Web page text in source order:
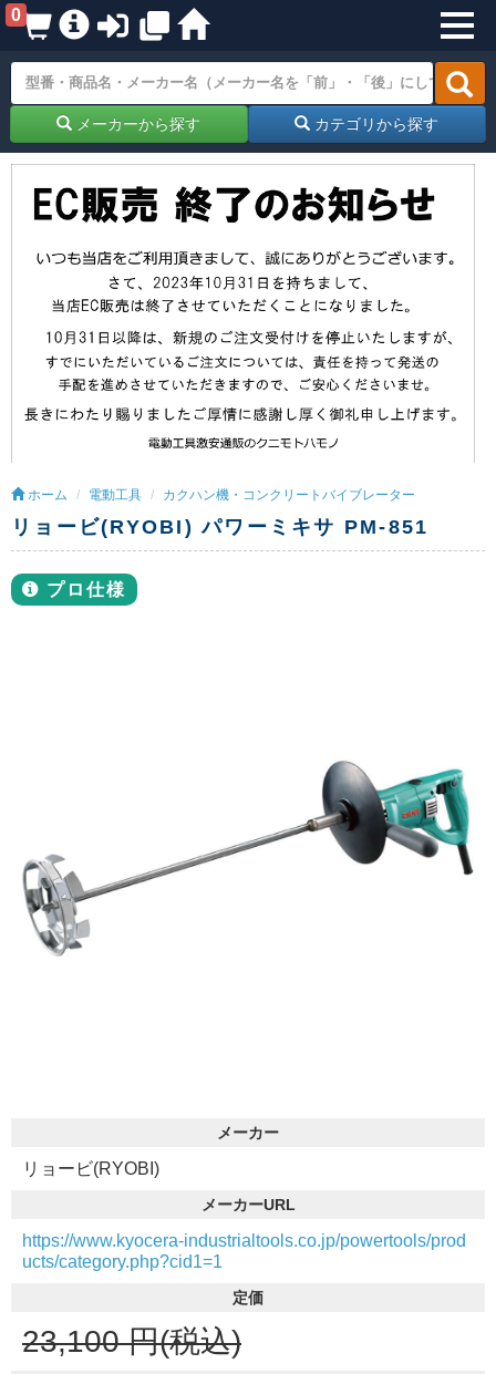
0
メーカーから探す カテゴリから探す
ホーム 電動工具 カクハン機・コンクリートバイブレーター
リョービ(RYOBI) パワーミキサ PM-851
プロ仕様
メーカー
リョービ(RYOBI)
メーカーURL
https://www.kyocera-industrialtools.co.jp/powertools/prod
ucts/category.php?cid1=1
定価
23,100 円(税込)